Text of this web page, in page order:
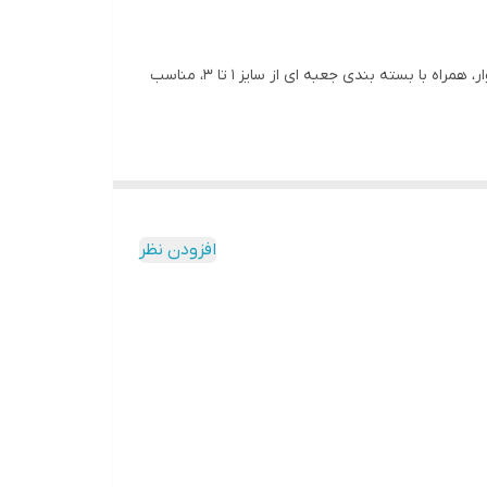
پنج تیکه ی نوزادی طرح زرافه و گورخر، جنس پنبه ی ضدحساسیت درجه یک، شامل بلوز آستین بلند، آستین کوتاه، رکابی، شرت و شلوار، همراه با بسته بندی جعبه ای از سایز ۱ تا ۳، مناسب
افزودن نظر